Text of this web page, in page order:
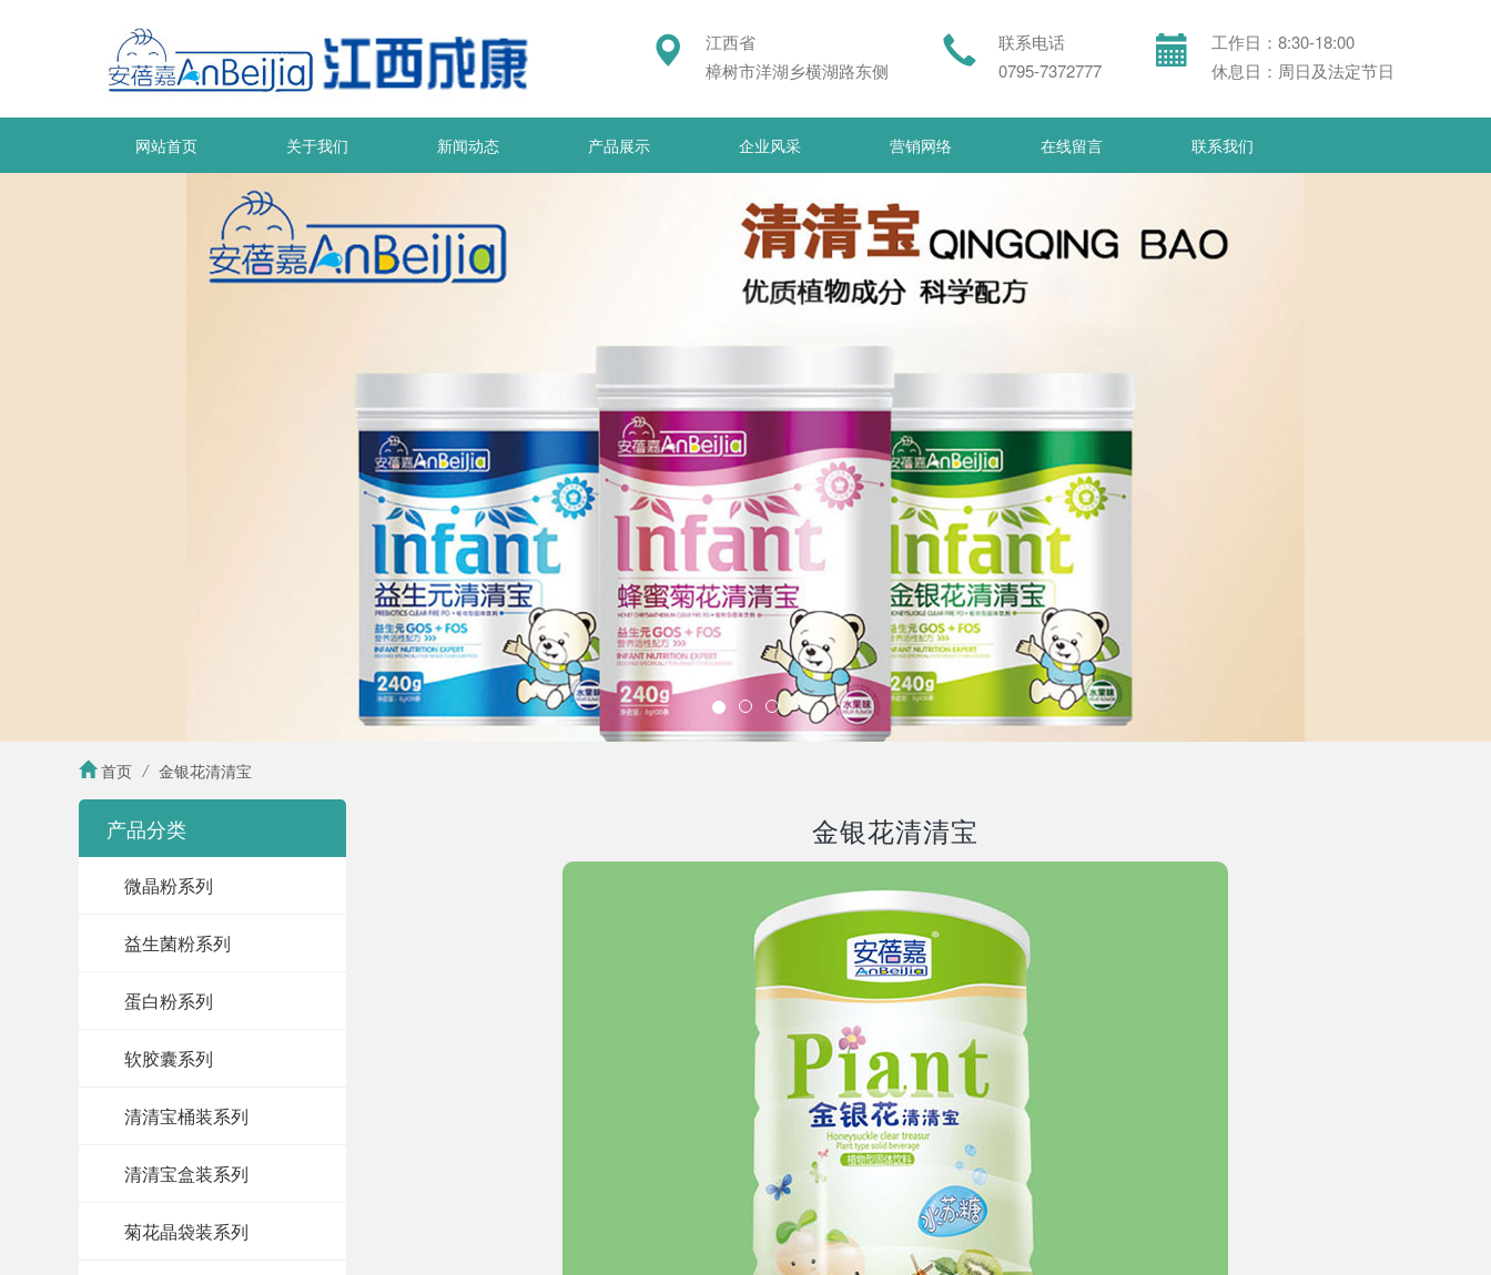
江西省
樟树市洋湖乡横湖路东侧
联系电话
0795-7372777
工作日：8:30-18:00
休息日：周日及法定节日
网站首页 关于我们 新闻动态 产品展示 企业风采 营销网络 在线留言 联系我们
首页 / 金银花清清宝
产品分类
微晶粉系列
益生菌粉系列
蛋白粉系列
软胶囊系列
清清宝桶装系列
清清宝盒装系列
菊花晶袋装系列
金银花清清宝